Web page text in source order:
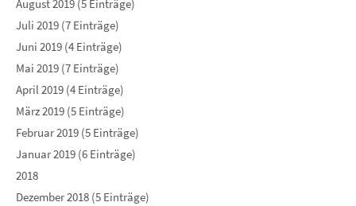
August 2019 (5 Einträge)
Juli 2019 (7 Einträge)
Juni 2019 (4 Einträge)
Mai 2019 (7 Einträge)
April 2019 (4 Einträge)
März 2019 (5 Einträge)
Februar 2019 (5 Einträge)
Januar 2019 (6 Einträge)
2018
Dezember 2018 (5 Einträge)